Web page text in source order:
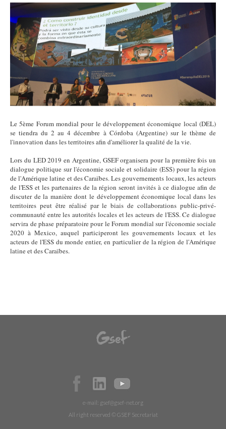
LED2.PNG
Le 5ème Forum mondial pour le développement économique local (DEL)
se tiendra du 2 au 4 décembre à Córdoba (Argentine) sur le thème de
l'innovation dans les territoires afin d'améliorer la qualité de la vie.
Lors du LED 2019 en Argentine, GSEF organisera pour la première fois un
dialogue politique sur l'économie sociale et solidaire (ESS) pour la région
de l'Amérique latine et des Caraïbes. Les gouvernements locaux, les acteurs
de l'ESS et les partenaires de la région seront invités à ce dialogue afin de
discuter de la manière dont le développement économique local dans les
territoires peut être réalisé par le biais de collaborations public-privé-
communauté entre les autorités locales et les acteurs de l'ESS. Ce dialogue
servira de phase préparatoire pour le Forum mondial sur l'économie sociale
2020 à Mexico, auquel participeront les gouvernements locaux et les
acteurs de l'ESS du monde entier, en particulier de la région de l'Amérique
latine et des Caraïbes.
e-mail: gsef@gsef-net.org
All right reserved © GSEF Secretariat